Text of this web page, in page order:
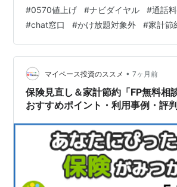
け放題プランなのに追加料金がかかって
音声の待ち時間で料金がどんどん増え
ナビダイアルは利用者全額負担で、企
10分通話で330円→440円、20分で880
ます。直通番号探し・固定電話・チャッ
モで回避…
#0570値上げ #ナビダイヤル #通話
#chat窓口 #かけ放題対象外 #家計節
マイペース投資のススメ • 7ヶ月前
保険見直し＆家計節約「FP無料相
おすすめポイント・利用事例・評